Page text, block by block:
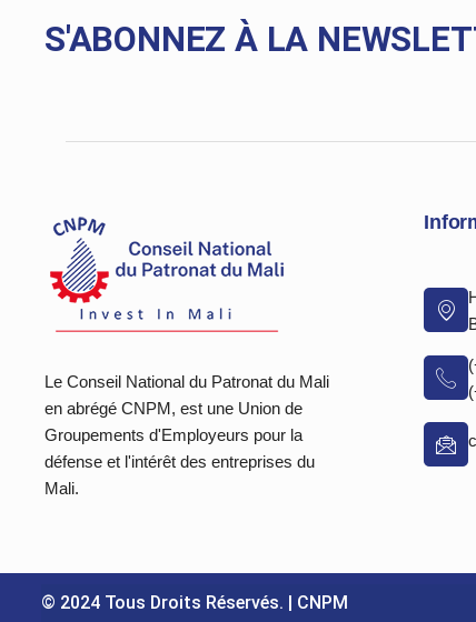
S'ABONNEZ À LA
Le Conseil National du Patronat du Mali
en abrégé CNPM, est une Union de
Groupements d'Employeurs pour la
défense et l'intérêt des entreprises du
Mali.
© 2024 Tous Droits Réservés. | CNPM